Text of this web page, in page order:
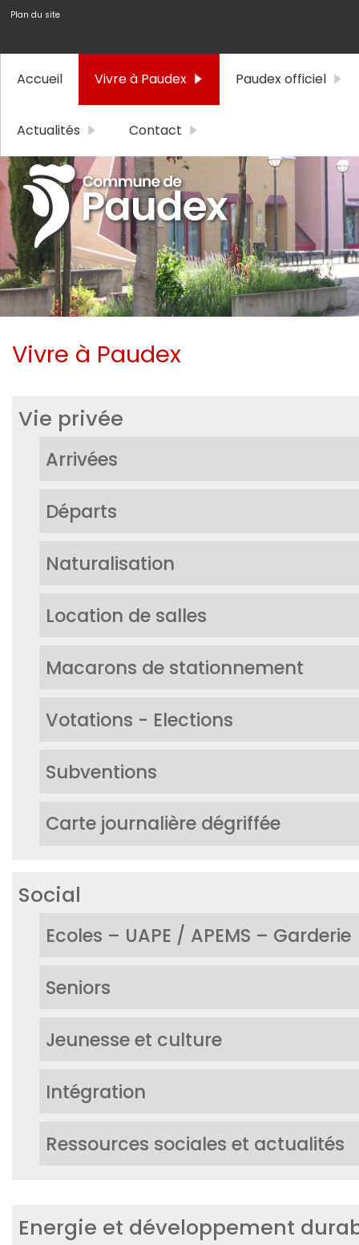
Plan du site
Accueil Vivre à Paudex Paudex officiel
Actualités Contact
Vivre à Paudex
Vie privée
Arrivées
Départs
Naturalisation
Location de salles
Macarons de stationnement
Votations - Elections
Subventions
Carte journalière dégriffée
Social
Ecoles – UAPE / APEMS – Garderie
Seniors
Jeunesse et culture
Intégration
Ressources sociales et actualités
Energie et développement